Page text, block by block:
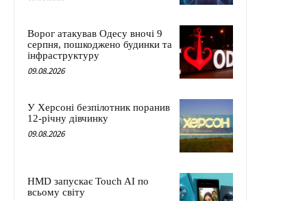
Ворог атакував Одесу вночі 9
серпня, пошкоджено будинки та
інфраструктуру
09.08.2026
У Херсоні безпілотник поранив
12-річну дівчинку
09.08.2026
HMD запускає Touch AI по
всьому світу